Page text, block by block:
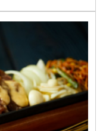
揪桃園人一起同
王「牡蠣雞湯風
門市限定旭集中